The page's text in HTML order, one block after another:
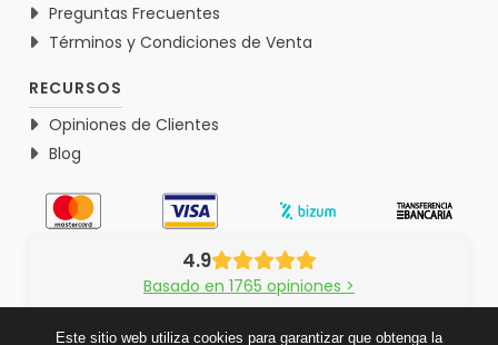
Preguntas Frecuentes
Términos y Condiciones de Venta
RECURSOS
Opiniones de Clientes
Blog
4.9
Basado en 1765 opiniones >
Este sitio web utiliza cookies para garantizar que obtenga la